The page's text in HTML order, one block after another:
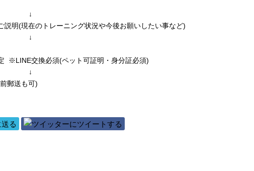
説明(現在のトレーニング状況や今後お願いしたい事など)
※LINE交換必須(ペット可証明・身分証必須)
郵送も可)